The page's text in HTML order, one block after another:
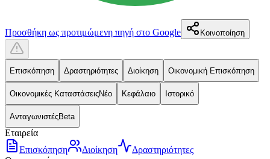
Προσθήκη ως προτιμώμενη πηγή στο Google Κοινοποίηση
Επισκόπηση Δραστηριότητες Διοίκηση Οικονομική Επισκόπηση
Οικονομικές ΚαταστάσειςΝέο Κεφάλαιο Ιστορικό
ΑνταγωνιστέςBeta
Εταιρεία
Επισκόπηση
Διοίκηση
Δραστηριότητες